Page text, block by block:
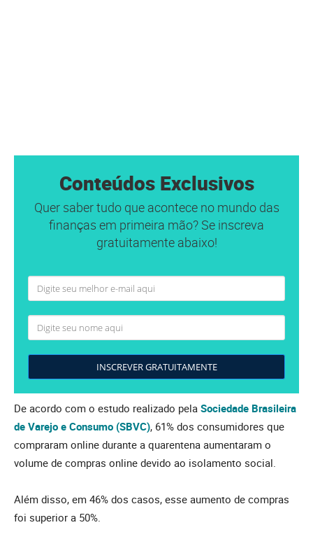
Conteúdos Exclusivos
Quer saber tudo que acontece no mundo das
finanças em primeira mão? Se inscreva
gratuitamente abaixo!
INSCREVER GRATUITAMENTE
De acordo com o estudo realizado pela Sociedade Brasileira
de Varejo e Consumo (SBVC), 61% dos consumidores que
compraram online durante a quarentena aumentaram o
volume de compras online devido ao isolamento social.
Além disso, em 46% dos casos, esse aumento de compras
foi superior a 50%.